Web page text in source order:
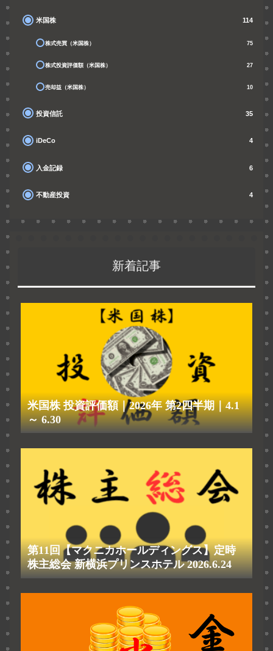
米国株 114
株式売買（米国株） 75
株式投資評価額（米国株） 27
売却益（米国株） 10
投資信託 35
iDeCo 4
入金記録 6
不動産投資 4
新着記事
米国株 投資評価額｜2026年 第2四半期｜4.1
～ 6.30
第11回【マクニカホールディングス】定時
株主総会 新横浜プリンスホテル 2026.6.24